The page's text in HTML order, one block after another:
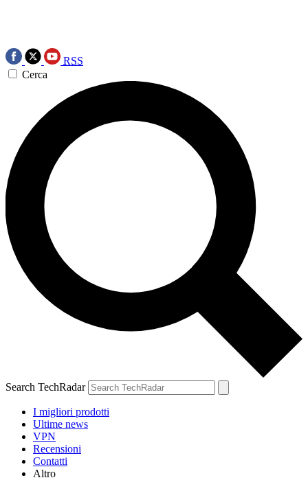
RSS
Cerca
Search TechRadar
I migliori prodotti
Ultime news
VPN
Recensioni
Contatti
Altro